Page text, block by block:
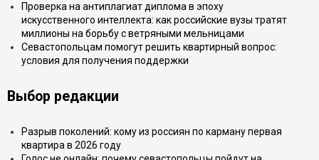
Проверка на антиплагиат диплома в эпоху
искусственного интеллекта: как российские вузы тратят
миллионы на борьбу с ветряными мельницами
Севастопольцам помогут решить квартирный вопрос:
условия для получения поддержки
Выбор редакции
Разрыв поколений: кому из россиян по карману первая
квартира в 2026 году